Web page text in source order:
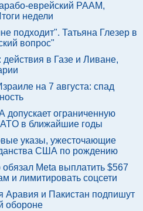
еврейский РААМ,
недели
подходит". Татьяна Глезер в
вопрос"
в Газе и Ливане,
на 7 августа: спад
ограниченную
в ближайшие годы
указы, ужесточающие
США по рождению
Meta выплатить $567
и лимитировать соцсети
Аравия и Пакистан подпишут
обороне